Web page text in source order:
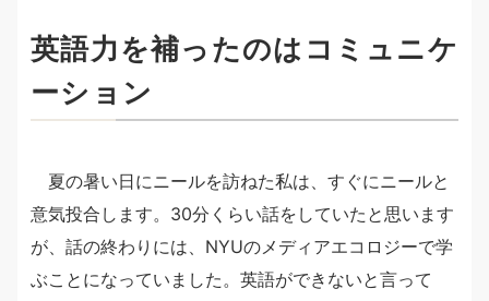
英語力を補ったのはコミュニケ
ーション
夏の暑い日にニールを訪ねた私は、すぐにニールと
意気投合します。30分くらい話をしていたと思います
が、話の終わりには、NYUのメディアエコロジーで学
ぶことになっていました。英語ができないと言って